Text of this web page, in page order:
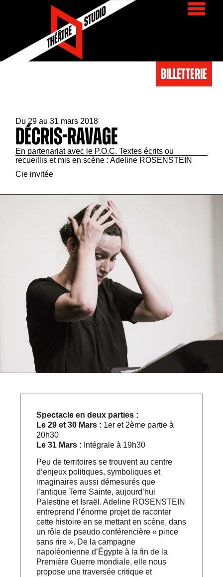
BIlletterie
Du 29 au 31 mars 2018
Décris-Ravage
En partenariat avec le P.O.C. Textes écrits ou
recueillis et mis en scène : Adeline ROSENSTEIN
Cie invitée
Spectacle en deux parties :
Le 29 et 30 Mars : 1er et 2ème partie à
20h30
Le 31 Mars : Intégrale à 19h30
Peu de territoires se trouvent au centre
d’enjeux politiques, symboliques et
imaginaires aussi démesurés que
l’antique Terre Sainte, aujourd’hui
Palestine et Israël. Adeline ROSENSTEIN
entreprend l’énorme projet de raconter
cette histoire en se mettant en scène, dans
un rôle de pseudo conférencière « pince
sans rire ». De la campagne
napoléonienne d’Égypte à la fin de la
Première Guerre mondiale, elle nous
propose une traversée critique et